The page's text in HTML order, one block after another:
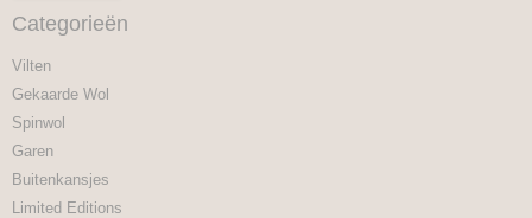
Categorieën
Vilten
Gekaarde Wol
Spinwol
Garen
Buitenkansjes
Limited Editions